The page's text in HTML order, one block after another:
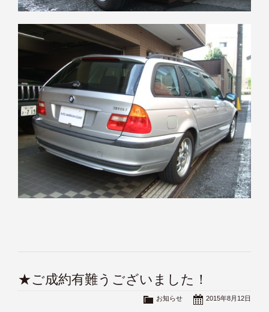
★ご成約有難うございました！
2015年8月12日
お知らせ